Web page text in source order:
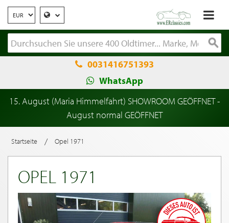
0031416751393
WhatsApp
15. August (Maria Himmelfahrt) SHOWROOM GEÖFFNET -
August normal GEÖFFNET
Startseite / Opel 1971
OPEL 1971